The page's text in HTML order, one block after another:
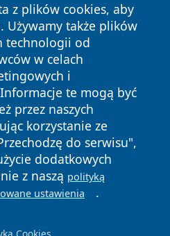
z plików cookies, aby
Używamy także plików
technologii od
w celach
i
te mogą być
przez naszych
korzystanie ze
do serwisu",
dodatkowych
z naszą polityką
ustawienia .
Wszystkie prawa
Polityka
Cookies